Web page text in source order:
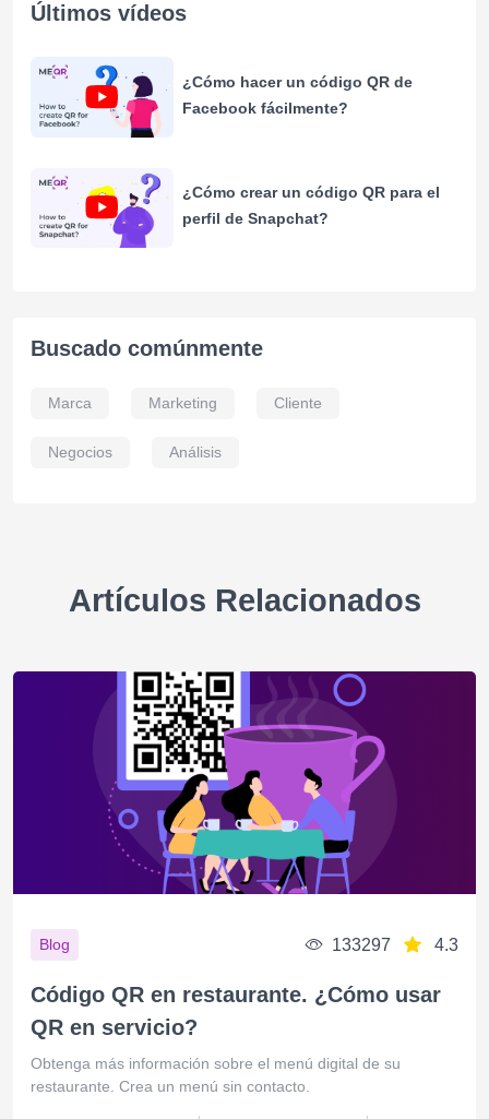
Últimos vídeos
¿Cómo hacer un código QR de
Facebook fácilmente?
¿Cómo crear un código QR para el
perfil de Snapchat?
Buscado comúnmente
Marca Marketing Cliente
Negocios Análisis
Artículos Relacionados
Blog 133297 4.3
Código QR en restaurante. ¿Cómo usar
QR en servicio?
Obtenga más información sobre el menú digital de su
restaurante. Crea un menú sin contacto.